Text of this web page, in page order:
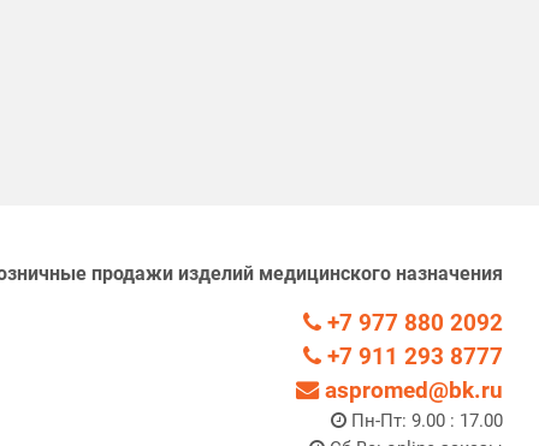
продажи изделий медицинского назначения
+7 977 880 2092
+7 911 293 8777
aspromed@bk.ru
Пн-Пт: 9.00 : 17.00